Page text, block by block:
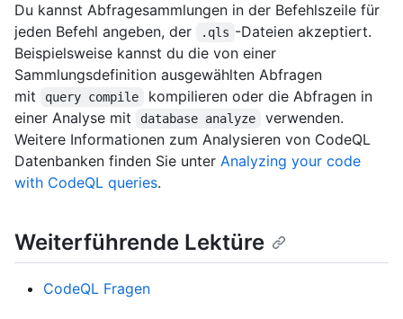
Du kannst Abfragesammlungen in der Befehlszeile für
jeden Befehl angeben, der
.qls -Dateien akzeptiert.
Beispielsweise kannst du die von einer
Sammlungsdefinition ausgewählten Abfragen
mit
query compile
kompilieren oder die Abfragen in
einer Analyse mit
database analyze
verwenden.
Weitere Informationen zum Analysieren von CodeQL
Datenbanken finden Sie unter Analyzing your code
with CodeQL queries.
Weiterführende Lektüre
CodeQL Fragen